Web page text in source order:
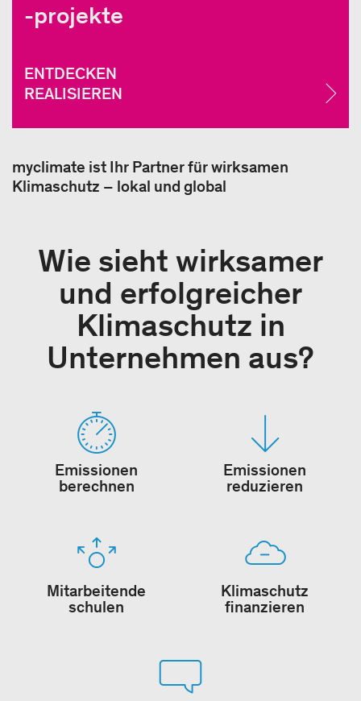
-projekte
ENTDECKEN
REALISIEREN
myclimate ist Ihr Partner für wirksamen
Klimaschutz – lokal und global
Wie sieht wirksamer
und erfolgreicher
Klimaschutz in
Unternehmen aus?
Emissionen
berechnen
Emissionen
reduzieren
Mitarbeitende
schulen
Klimaschutz
finanzieren